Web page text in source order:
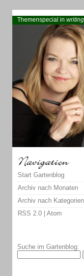
Themenspecial in
Start Gartenblog
Archiv nach Monaten
Archiv nach Kategorien
RSS 2.0 | Atom
Suche im Gartenblog: